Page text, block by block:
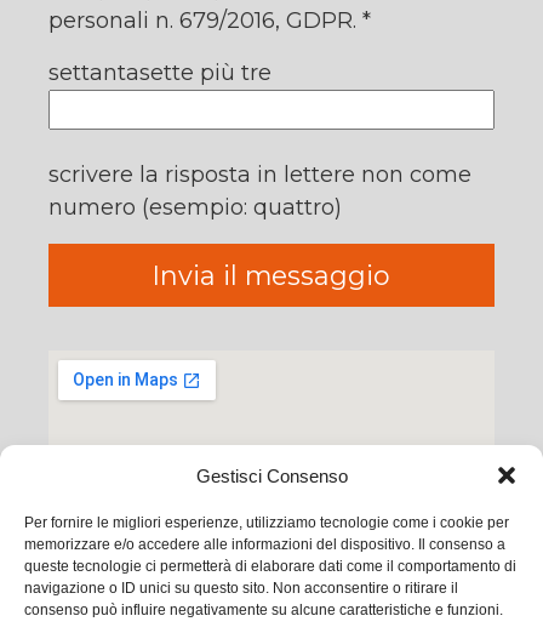
Gestisci Consenso
Per fornire le migliori esperienze, utilizziamo tecnologie come i cookie per
memorizzare e/o accedere alle informazioni del dispositivo. Il consenso a
queste tecnologie ci permetterà di elaborare dati come il comportamento di
navigazione o ID unici su questo sito. Non acconsentire o ritirare il
consenso può influire negativamente su alcune caratteristiche e funzioni.
personali n. 679/2016, GDPR. *
settantasette più tre
scrivere la risposta in lettere non come
numero (esempio: quattro)